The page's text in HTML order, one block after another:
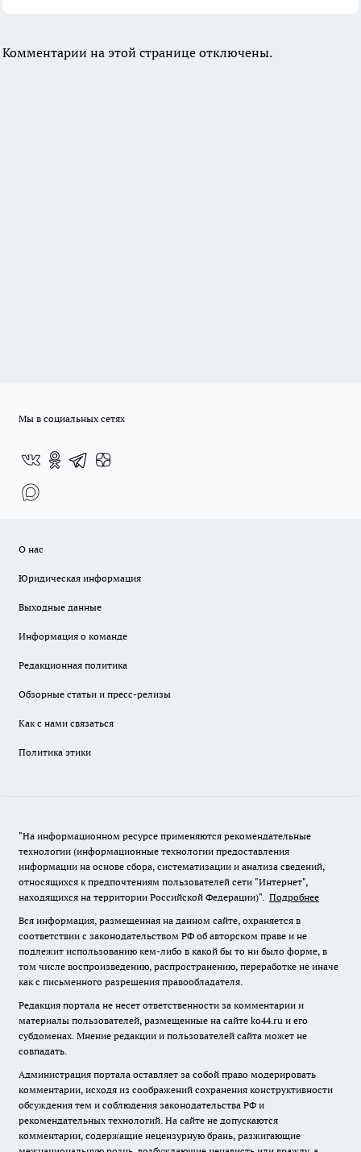
Комментарии на этой странице отключены.
Мы в социальных сетях
О нас
Юридическая информация
Выходные данные
Информация о команде
Редакционная политика
Обзорные статьи и пресс-релизы
Как с нами связаться
Политика этики
"На информационном ресурсе применяются рекомендательные
технологии (информационные технологии предоставления
информации на основе сбора, систематизации и анализа сведений,
относящихся к предпочтениям пользователей сети "Интернет",
находящихся на территории Российской Федерации)". Подробнее
Вся информация, размещенная на данном сайте, охраняется в
соответствии с законодательством РФ об авторском праве и не
подлежит использованию кем-либо в какой бы то ни было форме, в
том числе воспроизведению, распространению, переработке не иначе
как с письменного разрешения правообладателя.
Редакция портала не несет ответственности за комментарии и
материалы пользователей, размещенные на сайте ko44.ru и его
субдоменах. Мнение редакции и пользователей сайта может не
совпадать.
Администрация портала оставляет за собой право модерировать
комментарии, исходя из соображений сохранения конструктивности
обсуждения тем и соблюдения законодательства РФ и
рекомендательных технологий. На сайте не допускаются
комментарии, содержащие нецензурную брань, разжигающие